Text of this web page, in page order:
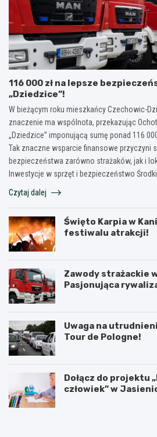
116 000 zł na lepsze
„Dziedzice”!
W bieżącym roku mieszkańcy Czechowic-
znaczenie ma wspólnota, przekazując
„Dziedzice” imponującą sumę ponad 116
Tak znaczne wsparcie finansowe przyczyni
bezpieczeństwa zarówno strażaków, jak i
Inwestycje w sprzęt i bezpieczeństwo Środki
Czytaj dalej
Święto Karpia w
festiwalu atrakcji!
Zawody strażackie
Pasjonująca
Uwaga na
Tour de Pologne!
Dołącz do projektu
człowiek” w